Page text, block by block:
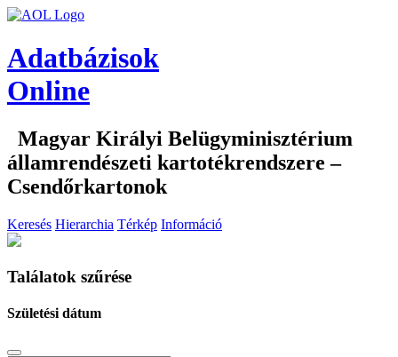
Adatbázisok
Online
Magyar Királyi Belügyminisztérium
államrendészeti kartotékrendszere –
Csendőrkartonok
Keresés Hierarchia Térkép Információ
Találatok szűrése
Születési dátum